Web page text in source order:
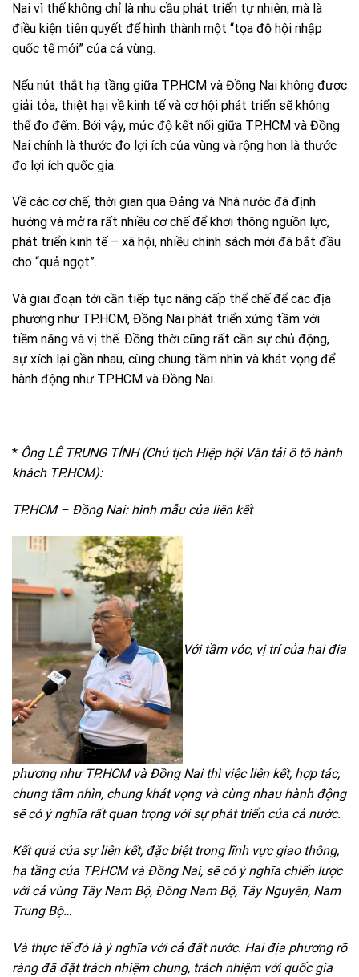
Nai vì thế không chỉ là nhu cầu phát triển tự nhiên, mà là
điều kiện tiên quyết để hình thành một “tọa độ hội nhập
quốc tế mới” của cả vùng.
Nếu nút thắt hạ tầng giữa TP.HCM và Đồng Nai không được
giải tỏa, thiệt hại về kinh tế và cơ hội phát triển sẽ không
thể đo đếm. Bởi vậy, mức độ kết nối giữa TP.HCM và Đồng
Nai chính là thước đo lợi ích của vùng và rộng hơn là thước
đo lợi ích quốc gia.
Về các cơ chế, thời gian qua Đảng và Nhà nước đã định
hướng và mở ra rất nhiều cơ chế để khơi thông nguồn lực,
phát triển kinh tế – xã hội, nhiều chính sách mới đã bắt đầu
cho “quả ngọt”.
Và giai đoạn tới cần tiếp tục nâng cấp thể chế để các địa
phương như TP.HCM, Đồng Nai phát triển xứng tầm với
tiềm năng và vị thế. Đồng thời cũng rất cần sự chủ động,
sự xích lại gần nhau, cùng chung tầm nhìn và khát vọng để
hành động như TP.HCM và Đồng Nai.
* Ông LÊ TRUNG TÍNH (Chủ tịch Hiệp hội Vận tải ô tô hành
khách TP.HCM):
TP.HCM – Đồng Nai: hình mẫu của liên kết
Với tầm vóc, vị trí của hai địa
phương như TP.HCM và Đồng Nai thì việc liên kết, hợp tác,
chung tầm nhìn, chung khát vọng và cùng nhau hành động
sẽ có ý nghĩa rất quan trọng với sự phát triển của cả nước.
Kết quả của sự liên kết, đặc biệt trong lĩnh vực giao thông,
hạ tầng của TP.HCM và Đồng Nai, sẽ có ý nghĩa chiến lược
với cả vùng Tây Nam Bộ, Đông Nam Bộ, Tây Nguyên, Nam
Trung Bộ…
Và thực tế đó là ý nghĩa với cả đất nước. Hai địa phương rõ
ràng đã đặt trách nhiệm chung, trách nhiệm với quốc gia